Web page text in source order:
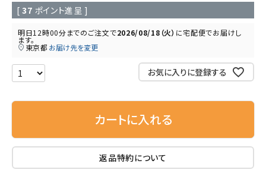
[ 37 ポイント進呈 ]
明日12時00分までのご注文で2026/08/18（火） に宅配便でお届けし
ます。
東京都 お届け先を変更
お気に入りに登録する
カートに入れる
返品特約について